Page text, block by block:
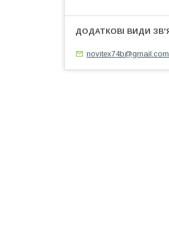
novitex74b@gmail.com